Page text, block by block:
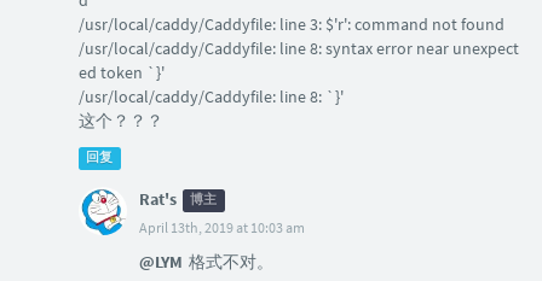
/usr/local/caddy/Caddyfile: line 3: $'r': command not found
/usr/local/caddy/Caddyfile: line 8: syntax error near unexpect
ed token `}'
/usr/local/caddy/Caddyfile: line 8: `}'
这个？？？
回复
Rat's 博主
April 13th, 2019 at 10:03 am
@LYM 格式不对。